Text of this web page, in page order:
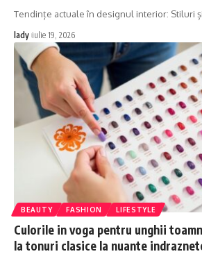
Tendințe actuale în designul interior: Stiluri
lady iulie 19, 2026
BEAUTY FASHION LIFESTYLE
Culorile in voga pentru unghii
la tonuri clasice la nuante